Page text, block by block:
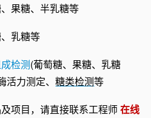
果糖、半乳糖等
乳糖等
检测(葡萄糖、果糖、乳糖
活力测定、糖类检测等
项目，请直接联系工程师在线